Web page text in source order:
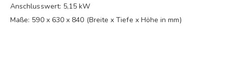
Anschlusswert: 5,15 kW
Maße: 590 x 630 x 840 (Breite x Tiefe x Höhe in mm)